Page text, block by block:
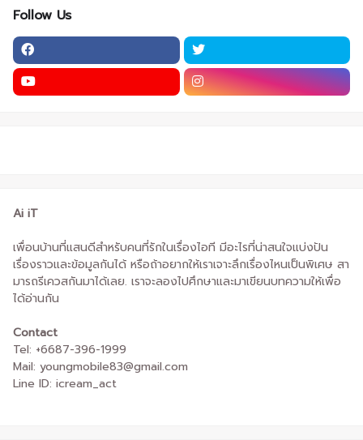
Follow Us
Ai iT
เพื่อนบ้านที่แสนดีสำหรับคนที่รักในเรื่องไอที มีอะไรที่น่าสนใจแบ่งปัน
เรื่องราวและข้อมูลกันได้ หรือถ้าอยากให้เราเจาะลึกเรื่องไหนเป็นพิเศษ สา
มารถรีเควสกันมาได้เลย. เราจะลองไปศึกษาและมาเขียนบทความให้เพื่อ
ได้อ่านกัน
Contact
Tel: +6687-396-1999
Mail: youngmobile83@gmail.com
Line ID: icream_act